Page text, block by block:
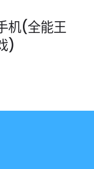
机(全能王
)